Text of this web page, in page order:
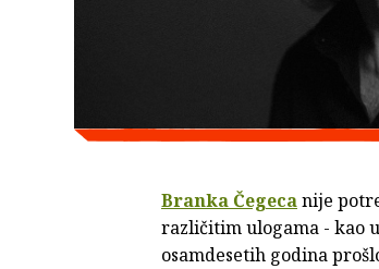
Branka Čegecanije
različitim ulogama - kao
osamdesetih godina